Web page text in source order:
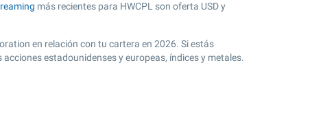
más recientes para HWCPL son oferta USD y
en relación con tu cartera en 2026. Si estás
estadounidenses y europeas, índices y metales.